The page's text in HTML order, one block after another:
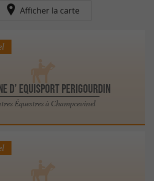
Afficher la carte
d’ Equisport Perigourdin
Équestres à Champcevinel